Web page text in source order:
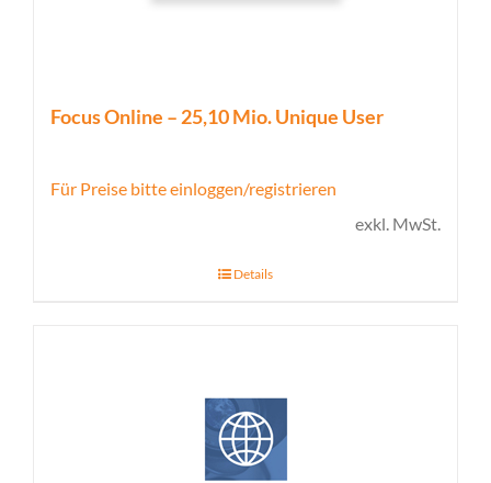
Focus Online – 25,10 Mio. Unique User
Für Preise bitte einloggen/registrieren
exkl. MwSt.
Details